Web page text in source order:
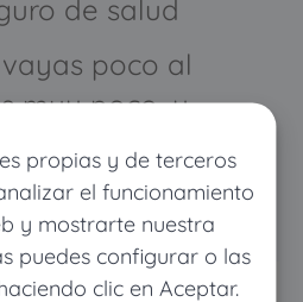
propias y de terceros
el funcionamiento
y mostrarte nuestra
puedes configurar o las
clic en Aceptar.
de salud
poco al
muy poco, y
pagarás
médico